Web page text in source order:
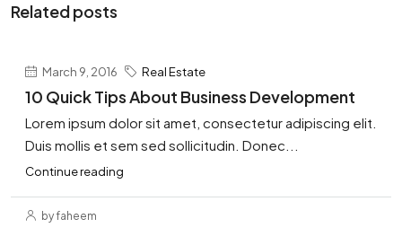
Related posts
March 9, 2016 Real Estate
10 Quick Tips About Business Development
Lorem ipsum dolor sit amet, consectetur adipiscing elit.
Duis mollis et sem sed sollicitudin. Donec...
Continue reading
by faheem